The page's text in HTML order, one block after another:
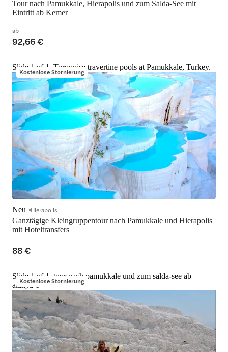
Tour nach Pamukkale, Hierapolis und zum Salda-See mit
Eintritt ab Kemer
ab
92,66 €
Kostenlose Stornierung
Slide 1 of 1, Turquoise travertine pools at Pamukkale, Turkey.
Ganztägige Kleingruppentour nach Pamukkale und Hierapolis
mit Hoteltransfers
Neu Hierapolis
88 €
Kostenlose Stornierung
Slide 1 of 1, tour nach pamukkale und zum salda-see ab
alanya-1